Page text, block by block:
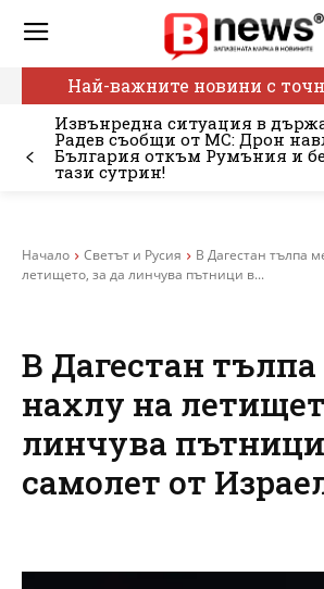
Най-важните новини с
Извънредна ситуация в
Радев съобщи от МС: Дрон
България откъм Румъния и
тази сутрин!
Начало Светът и Русия
В Дагестан тълпа
летището, за да линчува пътници в...
В Дагестан
нахлу на
линчува
самолет от